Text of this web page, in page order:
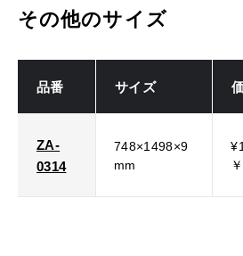
その他のサイズ
品番 サイズ
ZA-
0314
748×1498×9
mm